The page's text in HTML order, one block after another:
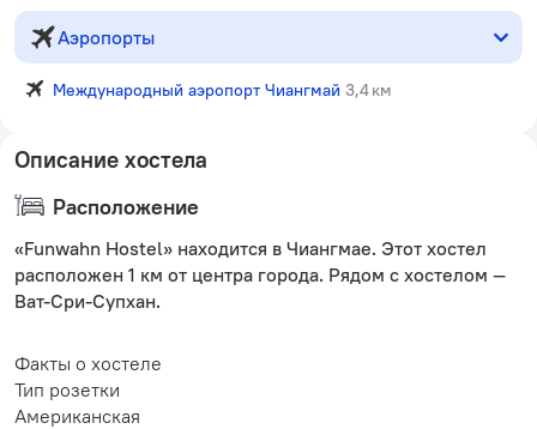
Аэропорты
Международный аэропорт Чиангмай 3,4 км
Описание хостела
Расположение
«Funwahn Hostel» находится в Чиангмае. Этот хостел
расположен 1 км от центра города. Рядом с хостелом —
Ват-Сри-Супхан.
Факты о хостеле
Тип розетки
Американская